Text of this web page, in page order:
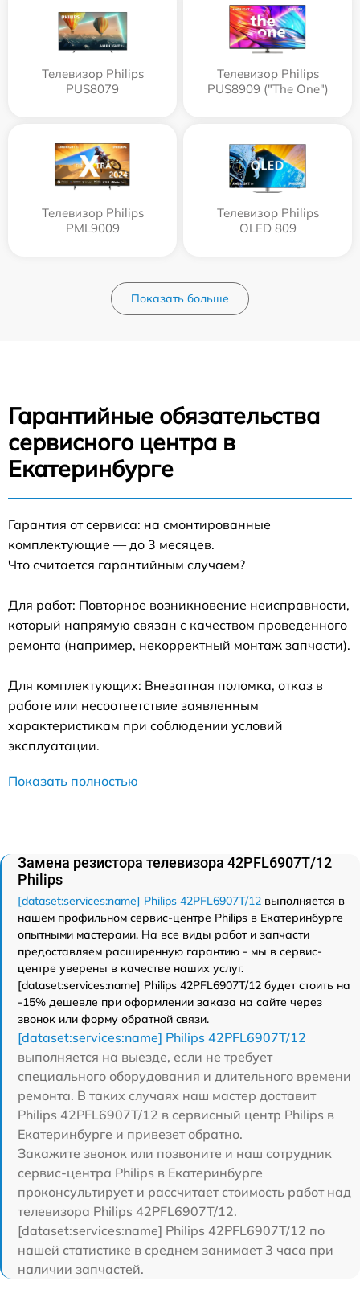
Телевизор Philips
PUS8079
Телевизор Philips
PUS8909 ("The One")
Телевизор Philips
PML9009
Телевизор Philips
OLED 809
Показать больше
Гарантийные обязательства
сервисного центра в
Екатеринбурге
Гарантия от сервиса: на смонтированные
комплектующие — до 3 месяцев.
Что считается гарантийным случаем?
Для работ: Повторное возникновение неисправности,
который напрямую связан с качеством проведенного
ремонта (например, некорректный монтаж запчасти).
Для комплектующих: Внезапная поломка, отказ в
работе или несоответствие заявленным
характеристикам при соблюдении условий
эксплуатации.
Показать полностью
Замена резистора телевизора 42PFL6907T/12
Philips
[dataset:services:name] Philips 42PFL6907T/12 выполняется в
нашем профильном сервис-центре Philips в Екатеринбурге
опытными мастерами. На все виды работ и запчасти
предоставляем расширенную гарантию - мы в сервис-
центре уверены в качестве наших услуг.
[dataset:services:name] Philips 42PFL6907T/12 будет стоить на
-15% дешевле при оформлении заказа на сайте через
звонок или форму обратной связи.
[dataset:services:name] Philips 42PFL6907T/12
выполняется на выезде, если не требует
специального оборудования и длительного времени
ремонта. В таких случаях наш мастер доставит
Philips 42PFL6907T/12 в сервисный центр Philips в
Екатеринбурге и привезет обратно.
Закажите звонок или позвоните и наш сотрудник
сервис-центра Philips в Екатеринбурге
проконсультирует и рассчитает стоимость работ над
телевизора Philips 42PFL6907T/12.
[dataset:services:name] Philips 42PFL6907T/12 по
нашей статистике в среднем занимает 3 часа при
наличии запчастей.